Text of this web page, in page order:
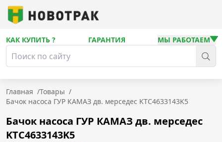
КАК КУПИТЬ ? ГАРАНТИЯ МЫ РАБОТАЕМ
Главная /Товары /
Бачок насоса ГУР КАМАЗ дв. мерседес KTC4633143K5
Бачок насоса ГУР КАМАЗ дв. мерседес
KTC4633143K5